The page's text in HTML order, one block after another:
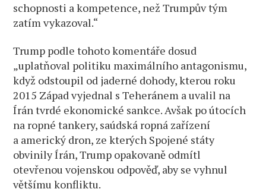
schopnosti a kompetence, než Trumpův tým
zatím vykazoval.“
Trump podle tohoto komentáře dosud
„uplatňoval politiku maximálního antagonismu,
když odstoupil od jaderné dohody, kterou roku
2015 Západ vyjednal s Teheránem a uvalil na
Írán tvrdé ekonomické sankce. Avšak po útocích
na ropné tankery, saúdská ropná zařízení
a americký dron, ze kterých Spojené státy
obvinily Írán, Trump opakovaně odmítl
otevřenou vojenskou odpověď, aby se vyhnul
většímu konfliktu.